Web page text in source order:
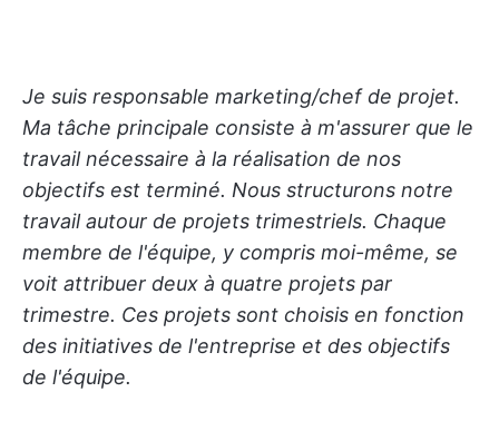
Je suis responsable marketing/chef de projet.
Ma tâche principale consiste à m'assurer que le
travail nécessaire à la réalisation de nos
objectifs est terminé. Nous structurons notre
travail autour de projets trimestriels. Chaque
membre de l'équipe, y compris moi-même, se
voit attribuer deux à quatre projets par
trimestre. Ces projets sont choisis en fonction
des initiatives de l'entreprise et des objectifs
de l'équipe.